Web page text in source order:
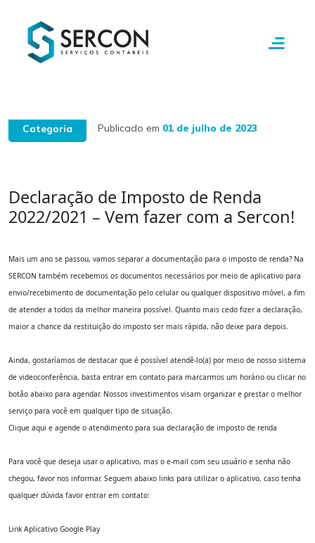
Categoria Publicado em 01 de julho de 2023
Declaração de Imposto de Renda
2022/2021 – Vem fazer com a Sercon!
Mais um ano se passou, vamos separar a documentação para o imposto de renda? Na
SERCON também recebemos os documentos necessários por meio de aplicativo para
envio/recebimento de documentação pelo celular ou qualquer dispositivo móvel, a fim
de atender a todos da melhor maneira possível. Quanto mais cedo fizer a declaração,
maior a chance da restituição do imposto ser mais rápida, não deixe para depois.
Ainda, gostaríamos de destacar que é possível atendê-lo(a) por meio de nosso sistema
de videoconferência, basta entrar em contato para marcarmos um horário ou clicar no
botão abaixo para agendar. Nossos investimentos visam organizar e prestar o melhor
serviço para você em qualquer tipo de situação.
Clique aqui e agende o atendimento para sua declaração de imposto de renda
Para você que deseja usar o aplicativo, mas o e-mail com seu usuário e senha não
chegou, favor nos informar. Seguem abaixo links para utilizar o aplicativo, caso tenha
qualquer dúvida favor entrar em contato:
Link Aplicativo Google Play